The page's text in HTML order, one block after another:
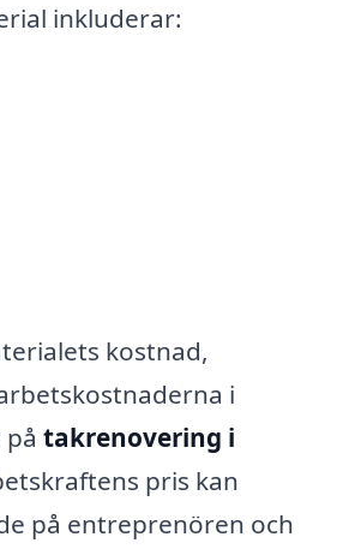
inkluderar:
kostnad,
i
takrenovering i
pris kan
på entreprenören och